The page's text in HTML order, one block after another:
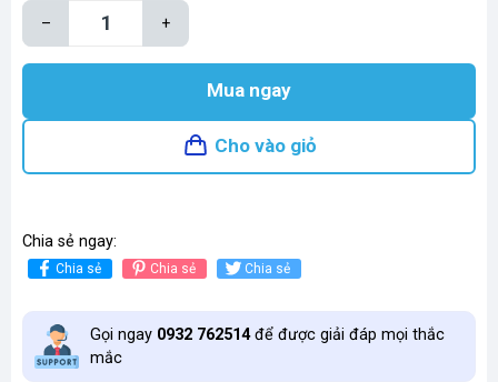
– +
Mua ngay
Cho vào giỏ
Chia sẻ ngay:
Chia sẻ Chia sẻ Chia sẻ
Gọi ngay 0932 762514để được giải đáp mọi thắc
mắc